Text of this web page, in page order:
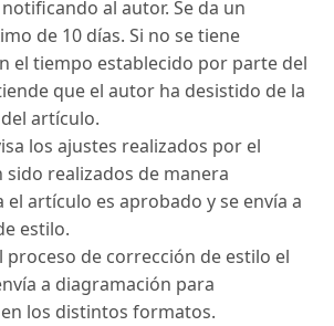
al autor. Se da un
de 10 días. Si no se tiene
el tiempo establecido por parte del
que el autor ha desistido de la
artículo.
los ajustes realizados por el
sido realizados de manera
artículo es aprobado y se envía a
estilo.
proceso de corrección de estilo el
a diagramación para
los distintos formatos.